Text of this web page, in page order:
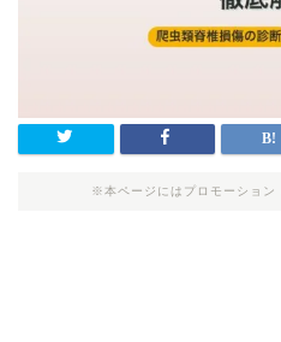
※本ページにはプロモーション